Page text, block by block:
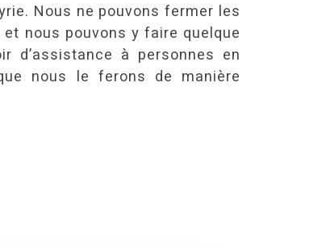
Nous ne pouvons fermer les
nous pouvons y faire quelque
d’assistance à personnes en
nous le ferons de manière